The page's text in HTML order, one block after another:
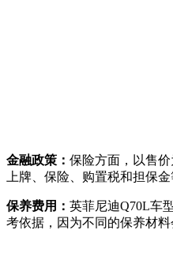
金融政策： 保险方面，以售价
上牌、保险、购置税和担保
保养费用： 英菲尼迪Q70L车
考依据，因为不同的保养材